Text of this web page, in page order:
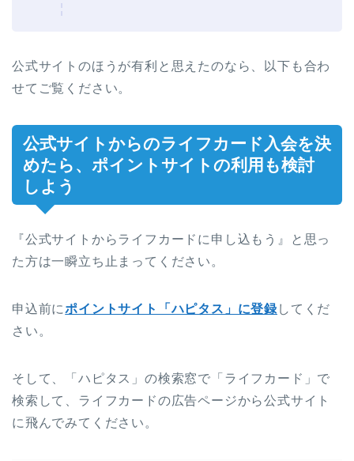
公式サイトのほうが有利と思えたのなら、以下も合わ
せてご覧ください。
公式サイトからのライフカード入会を決
めたら、ポイントサイトの利用も検討
しよう
『公式サイトからライフカードに申し込もう』と思っ
た方は一瞬立ち止まってください。
申込前にポイントサイト「ハピタス」に登録してくだ
さい。
そして、「ハピタス」の検索窓で「ライフカード」で
検索して、ライフカードの広告ページから公式サイト
に飛んでみてください。